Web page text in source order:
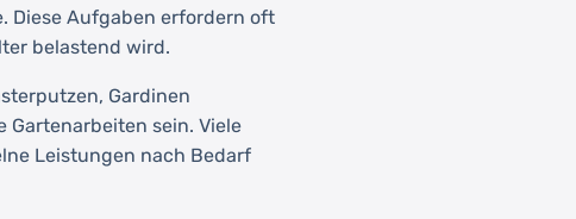
Diese Aufgaben erfordern oft
belastend wird.
Gardinen
Gartenarbeiten sein. Viele
Leistungen nach Bedarf